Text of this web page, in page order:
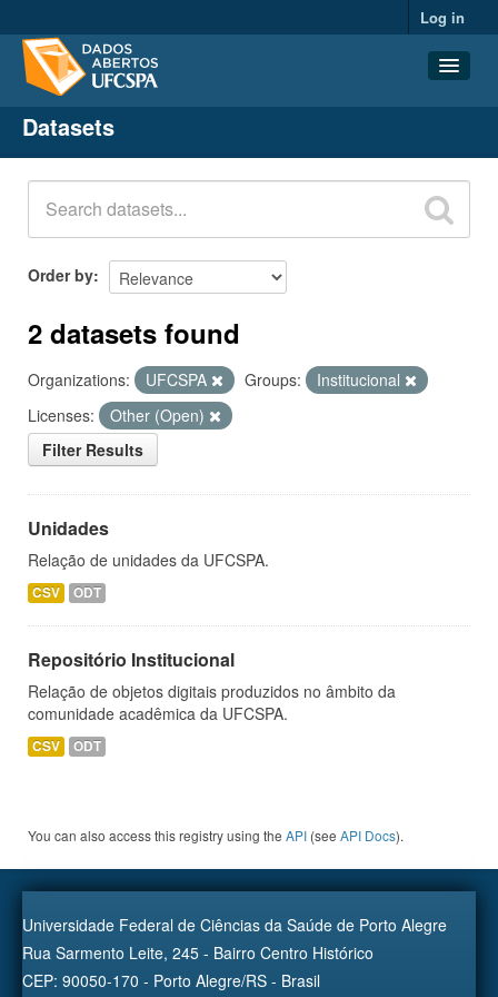
Log in
Datasets
Organizations
Groups
About
Datasets
Order by
2 datasets found
Organizations: UFCSPA Groups:
Institucional
Licenses:
Other (Open)
Filter Results
Unidades
Relação de unidades da UFCSPA.
CSV ODT
Repositório Institucional
Relação de objetos digitais produzidos no âmbito da
comunidade acadêmica da UFCSPA.
CSV ODT
You can also access this registry using the API (see API Docs).
Universidade Federal de Ciências da Saúde de Porto Alegre
Rua Sarmento Leite, 245 - Bairro Centro Histórico
CEP: 90050-170 - Porto Alegre/RS - Brasil